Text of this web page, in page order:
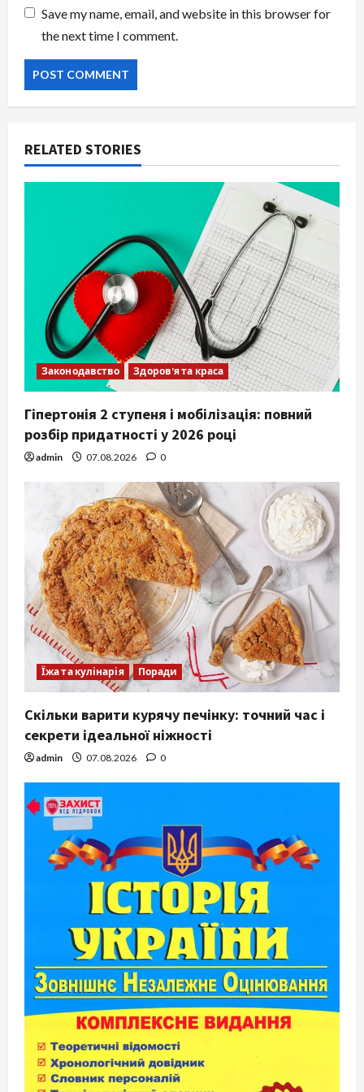
Save my name, email, and website in this browser for
the next time I comment.
RELATED STORIES
Законодавство Здоров'я та краса
Гіпертонія 2 ступеня і мобілізація: повний
розбір придатності у 2026 році
admin 07.08.2026 0
Їжа та кулінарія Поради
Скільки варити курячу печінку: точний час і
секрети ідеальної ніжності
admin 07.08.2026 0